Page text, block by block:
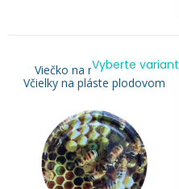
Viečko na med TO 82 -
Včielky na pláste plodovom
Vyberte variant